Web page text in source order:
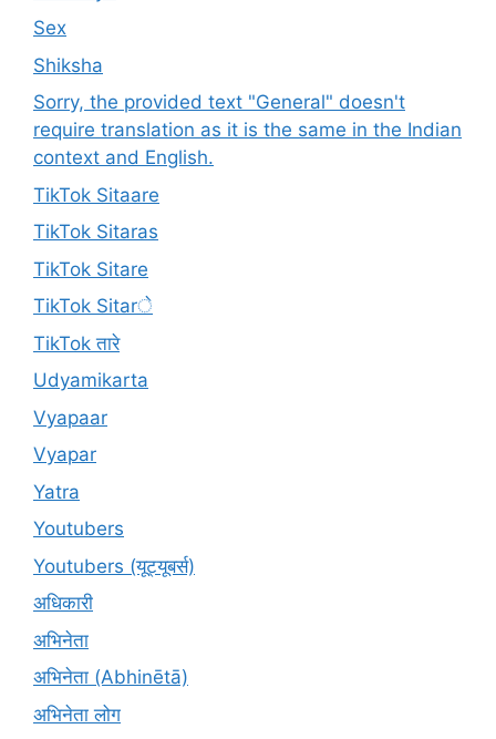
Sex
Shiksha
Sorry, the provided text "General" doesn't
require translation as it is the same in the Indian
context and English.
TikTok Sitaare
TikTok Sitaras
TikTok Sitare
TikTok Sitarे
TikTok तारे
Udyamikarta
Vyapaar
Vyapar
Yatra
Youtubers
Youtubers (यूट्यूबर्स)
अधिकारी
अभिनेता
अभिनेता (Abhinētā)
अभिनेता लोग